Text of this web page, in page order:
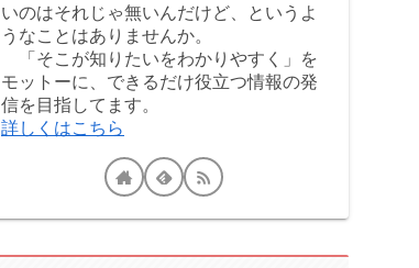
いのはそれじゃ無いんだけど、というよ
うなことはありませんか。
「そこが知りたいをわかりやすく」を
モットーに、できるだけ役立つ情報の発
信を目指してます。
詳しくはこちら